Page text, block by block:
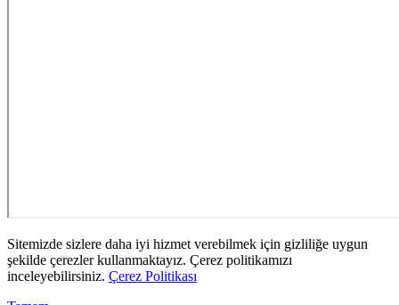
Sitemizde sizlere daha iyi hizmet verebilmek için gizliliğe uygun
şekilde çerezler kullanmaktayız. Çerez politikamızı
inceleyebilirsiniz. Çerez Politikası